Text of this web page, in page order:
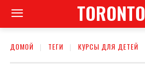
TORONTO
ДОМОЙ ТЕГИ КУРСЫ ДЛЯ ДЕТЕЙ